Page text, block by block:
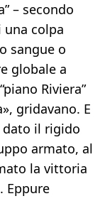
– secondo
una colpa
sangue o
globale a
Riviera”
gridavano. E
dato il rigido
armato, al
la vittoria
Eppure